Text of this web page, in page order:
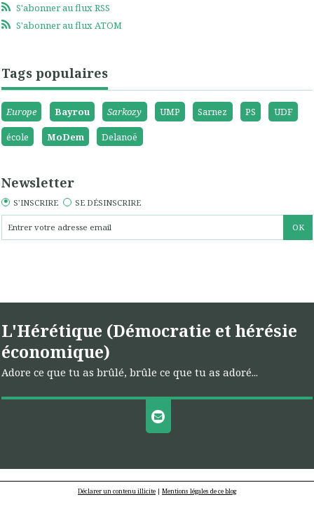
S'abonner au flux RSS
S'abonner au flux ATOM
Tags populaires
Europe Bayrou Sarkozy UMP Sarnez PS
UDF
école
MoDem Delanoë
Newsletter
S'INSCRIRE SE DÉSINSCRIRE
L'Hérétique (Démocratie et hérésie
économique)
Adore ce que tu as brûlé, brûle ce que tu as adoré...
Déclarer un contenu illicite | Mentions légales de ce blog